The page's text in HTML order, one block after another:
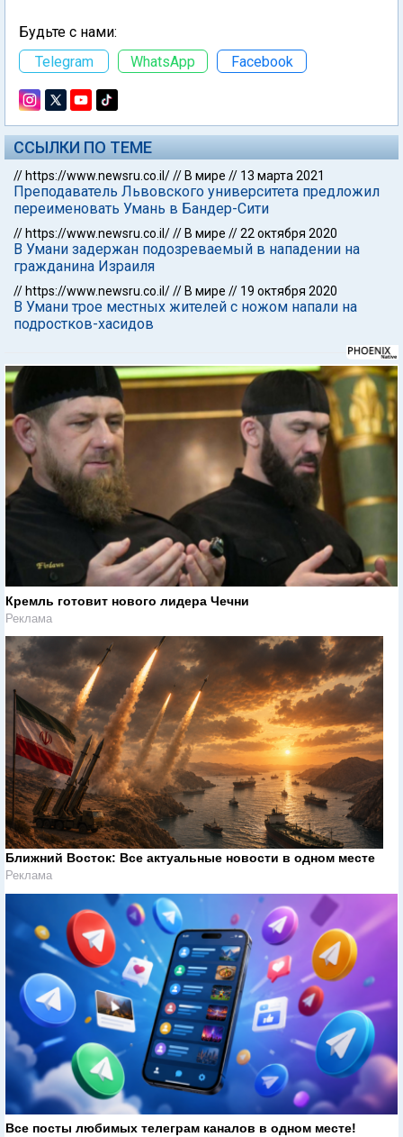
Будьте с нами:
Telegram
WhatsApp Facebook
ССЫЛКИ ПО ТЕМЕ
// https://www.newsru.co.il/// В мире // 13 марта 2021
Преподаватель Львовского университета предложил
переименовать Умань в Бандер-Сити
// https://www.newsru.co.il/// В мире //22 октября 2020
В Умани задержан подозреваемый в нападении на
гражданина Израиля
// https://www.newsru.co.il/// В мире // 19 октября 2020
В Умани трое местных жителей с ножом напали на
подростков-хасидов
Кремль готовит нового лидера Чечни
Реклама
Ближний Восток: Все актуальные новости в одном месте
Реклама
Все посты любимых телеграм каналов в одном месте!